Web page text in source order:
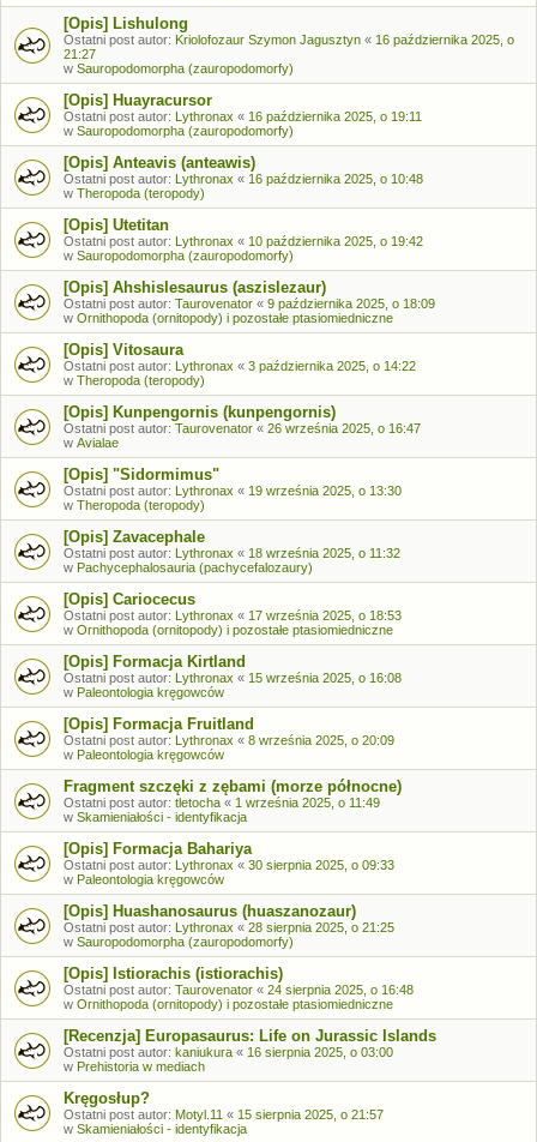
[Opis] Lishulong
Ostatni post autor: Kriolofozaur Szymon Jagusztyn « 16 października 2025, o
21:27
w Sauropodomorpha (zauropodomorfy)
[Opis] Huayracursor
Ostatni post autor: Lythronax « 16 października 2025, o 19:11
w Sauropodomorpha (zauropodomorfy)
[Opis] Anteavis (anteawis)
Ostatni post autor: Lythronax « 16 października 2025, o 10:48
w Theropoda (teropody)
[Opis] Utetitan
Ostatni post autor: Lythronax « 10 października 2025, o 19:42
w Sauropodomorpha (zauropodomorfy)
[Opis] Ahshislesaurus (aszislezaur)
Ostatni post autor: Taurovenator « 9 października 2025, o 18:09
w Ornithopoda (ornitopody) i pozostałe ptasiomiedniczne
[Opis] Vitosaura
Ostatni post autor: Lythronax « 3 października 2025, o 14:22
w Theropoda (teropody)
[Opis] Kunpengornis (kunpengornis)
Ostatni post autor: Taurovenator « 26 września 2025, o 16:47
w Avialae
[Opis] "Sidormimus"
Ostatni post autor: Lythronax « 19 września 2025, o 13:30
w Theropoda (teropody)
[Opis] Zavacephale
Ostatni post autor: Lythronax « 18 września 2025, o 11:32
w Pachycephalosauria (pachycefalozaury)
[Opis] Cariocecus
Ostatni post autor: Lythronax « 17 września 2025, o 18:53
w Ornithopoda (ornitopody) i pozostałe ptasiomiedniczne
[Opis] Formacja Kirtland
Ostatni post autor: Lythronax « 15 września 2025, o 16:08
w Paleontologia kręgowców
[Opis] Formacja Fruitland
Ostatni post autor: Lythronax « 8 września 2025, o 20:09
w Paleontologia kręgowców
Fragment szczęki z zębami (morze północne)
Ostatni post autor: tletocha « 1 września 2025, o 11:49
w Skamieniałości - identyfikacja
[Opis] Formacja Bahariya
Ostatni post autor: Lythronax « 30 sierpnia 2025, o 09:33
w Paleontologia kręgowców
[Opis] Huashanosaurus (huaszanozaur)
Ostatni post autor: Lythronax « 28 sierpnia 2025, o 21:25
w Sauropodomorpha (zauropodomorfy)
[Opis] Istiorachis (istiorachis)
Ostatni post autor: Taurovenator « 24 sierpnia 2025, o 16:48
w Ornithopoda (ornitopody) i pozostałe ptasiomiedniczne
[Recenzja] Europasaurus: Life on Jurassic Islands
Ostatni post autor: kaniukura « 16 sierpnia 2025, o 03:00
w Prehistoria w mediach
Kręgosłup?
Ostatni post autor: Motyl.11 « 15 sierpnia 2025, o 21:57
w Skamieniałości - identyfikacja